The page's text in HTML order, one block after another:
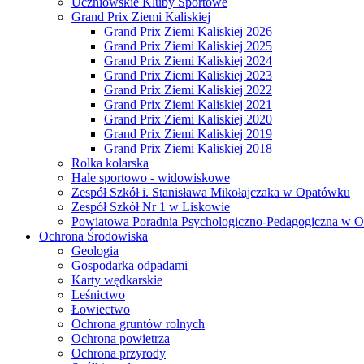
Grand Prix Ziemi Kaliskiej
Grand Prix Ziemi Kaliskiej 2026
Grand Prix Ziemi Kaliskiej 2025
Grand Prix Ziemi Kaliskiej 2024
Grand Prix Ziemi Kaliskiej 2023
Grand Prix Ziemi Kaliskiej 2022
Grand Prix Ziemi Kaliskiej 2021
Grand Prix Ziemi Kaliskiej 2020
Grand Prix Ziemi Kaliskiej 2019
Grand Prix Ziemi Kaliskiej 2018
Rolka kolarska
Hale sportowo - widowiskowe
Zespół Szkół i. Stanisława Mikołajczaka w Opatówku
Zespół Szkół Nr 1 w Liskowie
Powiatowa Poradnia Psychologiczno-Pedagogiczna w
Ochrona Środowiska
Geologia
Gospodarka odpadami
Karty wędkarskie
Leśnictwo
Łowiectwo
Ochrona gruntów rolnych
Ochrona powietrza
Ochrona przyrody